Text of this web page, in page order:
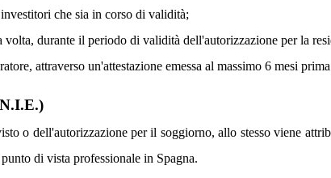
che sia in corso di validità;
durante il periodo di validità dell'autorizzazione per la
attraverso un'attestazione emessa al massimo 6 mesi
o dell'autorizzazione per il soggiorno, allo stesso viene
di vista professionale in Spagna.